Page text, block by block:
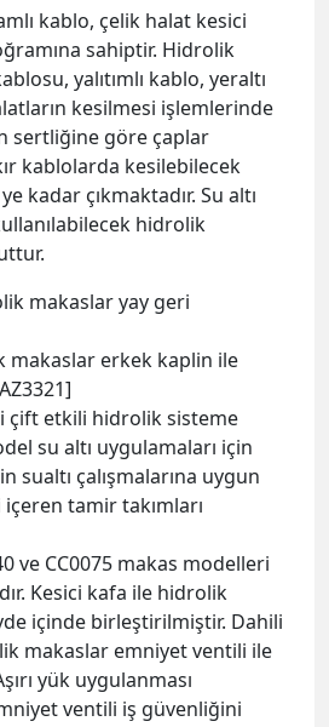
kablo, çelik halat kesici
sahiptir. Hidrolik
yalıtımlı kablo, yeraltı
kesilmesi işlemlerinde
sertliğine göre çaplar
kablolarda kesilebilecek
kadar çıkmaktadır. Su altı
hidrolik
makaslar yay geri
makaslar erkek kaplin ile
çift etkili hidrolik sisteme
su altı uygulamaları için
sualtı çalışmalarına uygun
tamir takımları
ve CC0075 makas modelleri
Kesici kafa ile hidrolik
içinde birleştirilmiştir. Dahili
makaslar emniyet ventili ile
yük uygulanması
ventili iş güvenliğini